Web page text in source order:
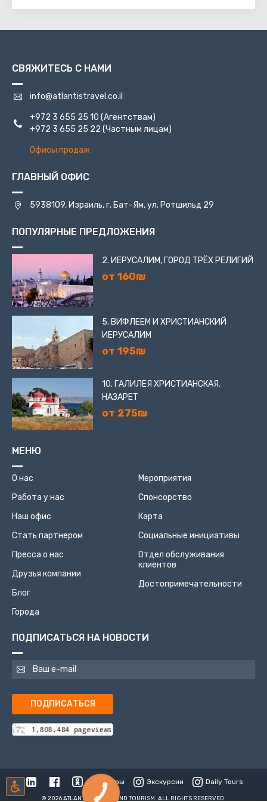
перерезавших горло всем жителям крепости. После, из
крепость, римляне увидели практически нетронутые
запасы продовольствия и воды, оружие и... мёртвых
защитников и жителей.
СВЯЖИТЕСЬ С НАМИ
info@atlantistravel.co.il
+972 3 655 25 10 (Агентствам)
+972 3 655 25 22 (Частным лицам)
Офисы продаж
ГЛАВНЫЙ ОФИС
5938109, Израиль, г. Бат-Ям, ул. Ротшильд 29
ПОПУЛЯРНЫЕ ПРЕДЛОЖЕНИЯ
2. ИЕРУСАЛИМ, ГОРОД ТРЁХ РЕЛИГИЙ
от 160₪
5. ВИФЛЕЕМ И ХРИСТИАНСКИЙ
ИЕРУСАЛИМ
от 195₪
10. ГАЛИЛЕЯ ХРИСТИАНСКАЯ.
НАЗАРЕТ
от 275₪
МЕНЮ
О нас
Работа у нас
Наш офис
Стать партнером
Пресса о нас
Друзья компании
Блог
Города
Мероприятия
Спонсорство
Карта
Социальные инициативы
Отдел обслуживания
клиентов
Достопримечательности
ПОДПИСАТЬСЯ НА НОВОСТИ
ПОДПИСАТЬСЯ
Туры Экскурсии Daily Tours
© 2026 ATLANTIS TRAVEL AND TOURISM. ALL RIGHTS RESERVED.